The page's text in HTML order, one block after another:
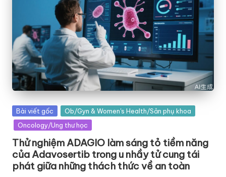
Posted
in
Bài viết gốc
Ob/Gyn & Women's Health/Sản phụ khoa
Oncology/Ung thư học
Thử nghiệm ADAGIO làm sáng tỏ tiềm năng
của Adavosertib trong u nhầy tử cung tái
phát giữa những thách thức về an toàn